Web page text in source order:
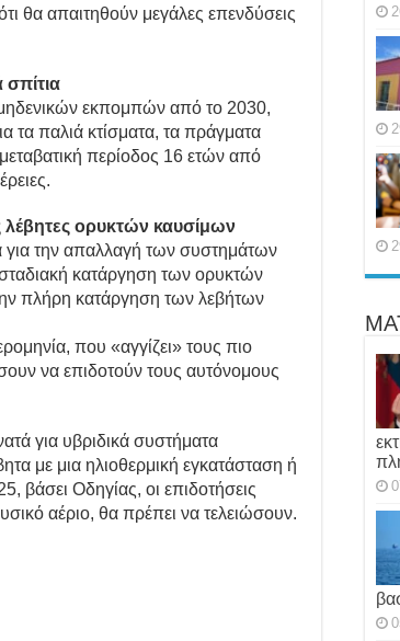
θα απαιτηθούν μεγάλες επενδύσεις
σπίτια
μηδενικών εκπομπών από το 2030,
τα παλιά κτίσματα, τα πράγματα
περίοδος 16 ετών από
λέβητες ορυκτών καυσίμων
για την απαλλαγή των συστημάτων
κατάργηση των ορυκτών
πλήρη κατάργηση των λεβήτων
που «αγγίζει» τους πιο
να επιδοτούν τους αυτόνομους
για υβριδικά συστήματα
με μια ηλιοθερμική εγκατάσταση ή
βάσει Οδηγίας, οι επιδοτήσεις
αέριο, θα πρέπει να τελειώσουν.